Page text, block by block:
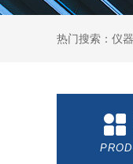
热门搜索：仪